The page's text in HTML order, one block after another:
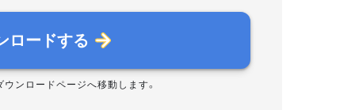
ロードする
ウンロードページへ移動します。